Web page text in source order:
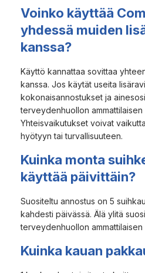
Voinko käyttää
yhdessä muiden
kanssa?
Käyttö kannattaa sovittaa
kanssa. Jos käytät useita
kokonaisannostukset ja
terveydenhuollon ammattilaisen
Yhteisvaikutukset voivat
hyötyyn tai turvallisuuteen.
Kuinka monta
käyttää päivittäin?
Suositeltu annostus on 5
kahdesti päivässä. Älä ylitä
terveydenhuollon ammattilaisen
Kuinka kauan